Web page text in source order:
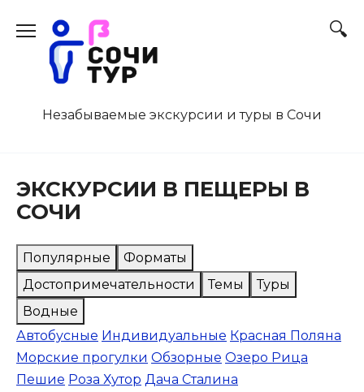
содержанию
Незабываемые экскурсии и туры в Сочи
ЭКСКУРСИИ В ПЕЩЕРЫ В
СОЧИ
Популярные
Форматы
Достопримечательности
Темы
Туры
Водные
Автобусные Индивидуальные Красная Поляна
Морские прогулки Обзорные Озеро Рица
Пешие Роза Хутор Дача Сталина